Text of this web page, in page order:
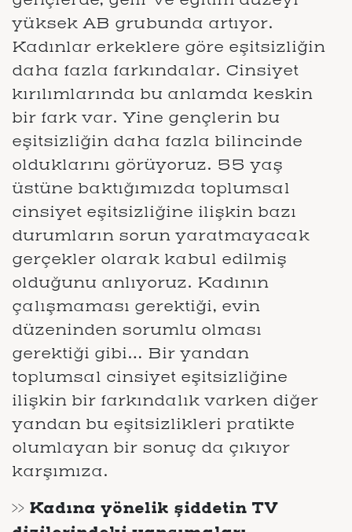
yüksek AB grubunda artıyor.
Kadınlar erkeklere göre eşitsizliğin
daha fazla farkındalar. Cinsiyet
kırılımlarında bu anlamda keskin
bir fark var. Yine gençlerin bu
eşitsizliğin daha fazla bilincinde
olduklarını görüyoruz. 55 yaş
üstüne baktığımızda toplumsal
cinsiyet eşitsizliğine ilişkin bazı
durumların sorun yaratmayacak
gerçekler olarak kabul edilmiş
olduğunu anlıyoruz. Kadının
çalışmaması gerektiği, evin
düzeninden sorumlu olması
gerektiği gibi… Bir yandan
toplumsal cinsiyet eşitsizliğine
ilişkin bir farkındalık varken diğer
yandan bu eşitsizlikleri pratikte
olumlayan bir sonuç da çıkıyor
karşımıza.
>> Kadına yönelik şiddetin TV